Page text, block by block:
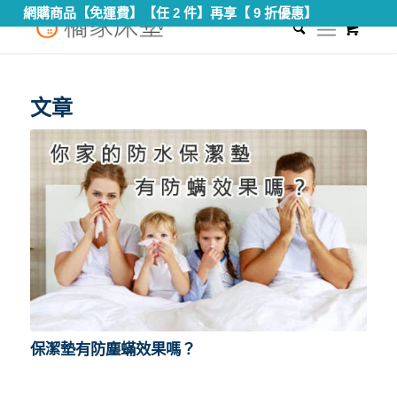
網購商品【免運費】【任 2 件】再享【 9 折優惠】
您現在的位置： 首頁 /防蟎保潔墊
文章
保潔墊有防塵蟎效果嗎？